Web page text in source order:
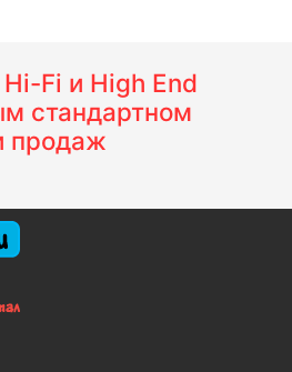
Fi и High End
стандартном
продаж